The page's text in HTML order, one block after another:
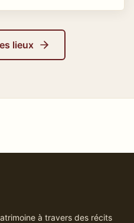
lieux
à travers des récits